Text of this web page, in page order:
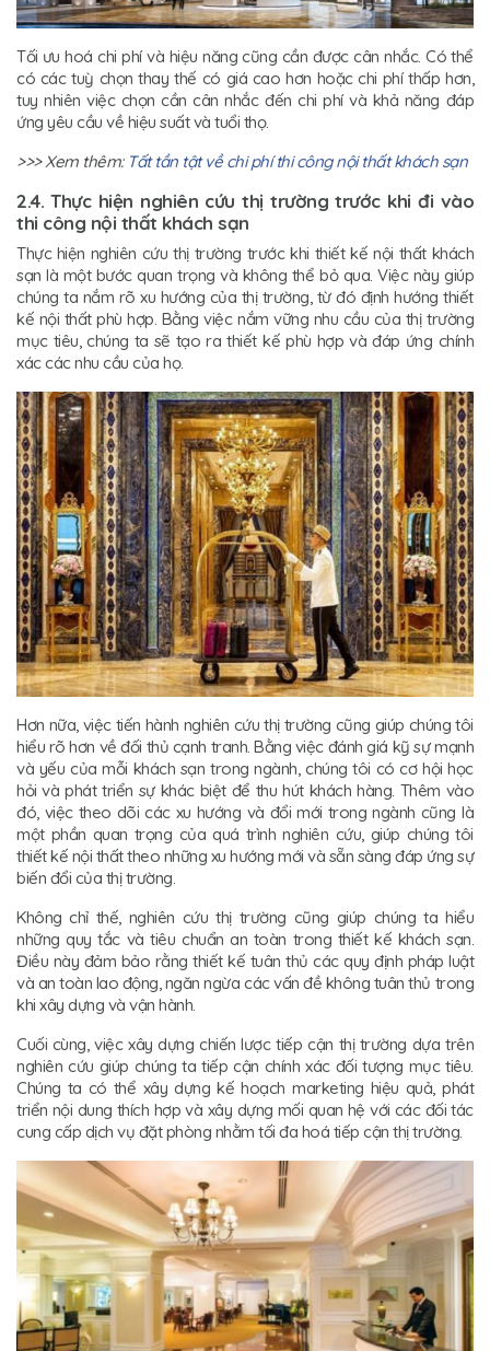
Tối ưu hoá chi phí và hiệu năng cũng cần được cân nhắc. Có thể
có các tuỳ chọn thay thế có giá cao hơn hoặc chi phí thấp hơn,
tuy nhiên việc chọn cần cân nhắc đến chi phí và khả năng đáp
ứng yêu cầu về hiệu suất và tuổi thọ.
>>> Xem thêm: Tất tần tật về chi phí thi công nội thất khách sạn
2.4. Thực hiện nghiên cứu thị trường trước khi đi vào
thi công nội thất khách sạn
Thực hiện nghiên cứu thị trường trước khi thiết kế nội thất khách
sạn là một bước quan trọng và không thể bỏ qua. Việc này giúp
chúng ta nắm rõ xu hướng của thị trường, từ đó định hướng thiết
kế nội thất phù hợp. Bằng việc nắm vững nhu cầu của thị trường
mục tiêu, chúng ta sẽ tạo ra thiết kế phù hợp và đáp ứng chính
xác các nhu cầu của họ.
Hơn nữa, việc tiến hành nghiên cứu thị trường cũng giúp chúng tôi
hiểu rõ hơn về đối thủ cạnh tranh. Bằng việc đánh giá kỹ sự mạnh
và yếu của mỗi khách sạn trong ngành, chúng tôi có cơ hội học
hỏi và phát triển sự khác biệt để thu hút khách hàng. Thêm vào
đó, việc theo dõi các xu hướng và đổi mới trong ngành cũng là
một phần quan trọng của quá trình nghiên cứu, giúp chúng tôi
thiết kế nội thất theo những xu hướng mới và sẵn sàng đáp ứng sự
biến đổi của thị trường.
Không chỉ thế, nghiên cứu thị trường cũng giúp chúng ta hiểu
những quy tắc và tiêu chuẩn an toàn trong thiết kế khách sạn.
Điều này đảm bảo rằng thiết kế tuân thủ các quy định pháp luật
và an toàn lao động, ngăn ngừa các vấn đề không tuân thủ trong
khi xây dựng và vận hành.
Cuối cùng, việc xây dựng chiến lược tiếp cận thị trường dựa trên
nghiên cứu giúp chúng ta tiếp cận chính xác đối tượng mục tiêu.
Chúng ta có thể xây dựng kế hoạch marketing hiệu quả, phát
triển nội dung thích hợp và xây dựng mối quan hệ với các đối tác
cung cấp dịch vụ đặt phòng nhằm tối đa hoá tiếp cận thị trường.